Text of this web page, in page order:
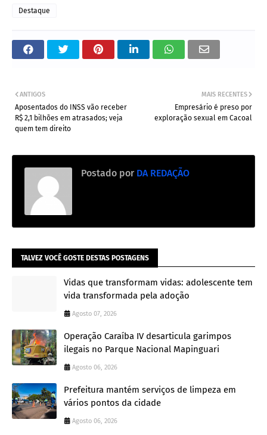
Destaque
MAIS RECENTES
Empresário é preso por
exploração sexual em Cacoal
ANTIGOS
Aposentados do INSS vão receber
R$ 2,1 bilhões em atrasados; veja
quem tem direito
Postado por DA REDAÇÃO
TALVEZ VOCÊ GOSTE DESTAS POSTAGENS
Vidas que transformam vidas: adolescente tem
vida transformada pela adoção
Agosto 07, 2026
Operação Caraíba IV desarticula garimpos
ilegais no Parque Nacional Mapinguari
Agosto 06, 2026
Prefeitura mantém serviços de limpeza em
vários pontos da cidade
Agosto 06, 2026